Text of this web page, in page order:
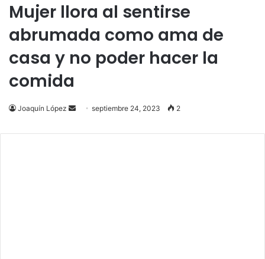
Mujer llora al sentirse
abrumada como ama de
casa y no poder hacer la
comida
Joaquín López
Send
email
septiembre 24, 2023 2